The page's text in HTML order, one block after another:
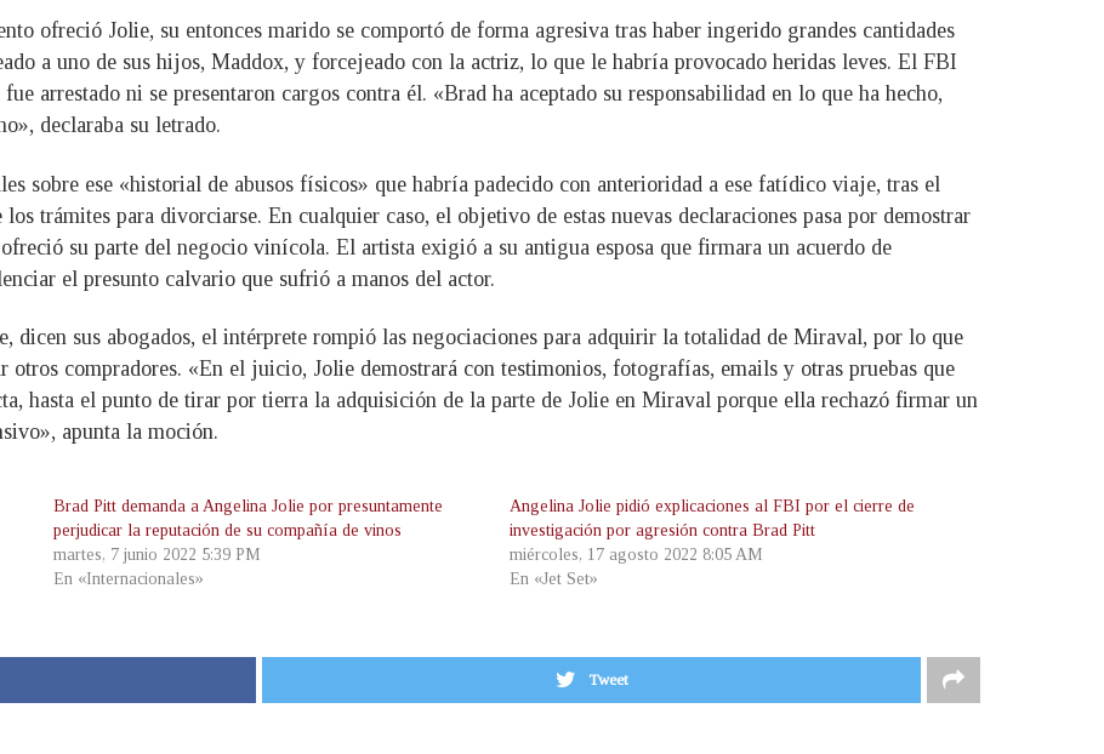
ofreció Jolie, su entonces marido se comportó de forma agresiva tras haber ingerido grandes cantidades
a uno de sus hijos, Maddox, y forcejeado con la actriz, lo que le habría provocado heridas leves. El FBI
arrestado ni se presentaron cargos contra él. «Brad ha aceptado su responsabilidad en lo que ha hecho,
declaraba su letrado.
sobre ese «historial de abusos físicos» que habría padecido con anterioridad a ese fatídico viaje, tras el
trámites para divorciarse. En cualquier caso, el objetivo de estas nuevas declaraciones pasa por demostrar
su parte del negocio vinícola. El artista exigió a su antigua esposa que firmara un acuerdo de
el presunto calvario que sufrió a manos del actor.
dicen sus abogados, el intérprete rompió las negociaciones para adquirir la totalidad de Miraval, por lo que
otros compradores. «En el juicio, Jolie demostrará con testimonios, fotografías, emails y otras pruebas que
hasta el punto de tirar por tierra la adquisición de la parte de Jolie en Miraval porque ella rechazó firmar un
apunta la moción.
Brad Pitt demanda a Angelina Jolie por presuntamente
perjudicar la reputación de su compañía de vinos
martes, 7 junio 2022 5:39 PM
En «Internacionales»
Angelina Jolie pidió explicaciones al FBI por el cierre de
investigación por agresión contra Brad Pitt
miércoles, 17 agosto 2022 8:05 AM
En «Jet Set»
Tweet